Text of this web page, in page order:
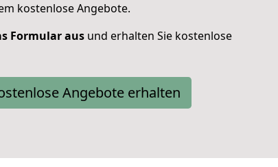
kostenlose Angebote.
Formular aus und erhalten Sie kostenlose
Angebote erhalten